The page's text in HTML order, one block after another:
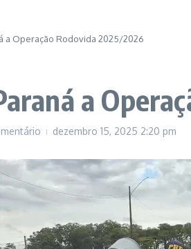
a Operação Rodovida 2025/2026
a
dezembro 15, 2025 2:20 pm